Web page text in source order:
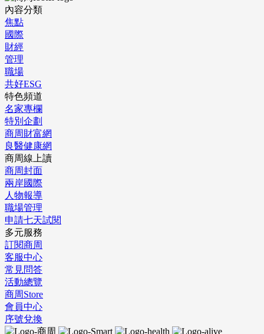
內容分類
焦點
國際
財經
管理
職場
共好ESG
特色頻道
名家專欄
特別企劃
商周財富網
良醫健康網
商周線上讀
商周封面
兩岸國際
人物報導
職場管理
申請七天試閱
多元服務
訂閱商周
客服中心
常見問答
活動總覽
商周Store
會員中心
序號兌換